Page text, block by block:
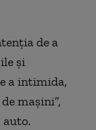
de a
și
a intimida,
mașini”,